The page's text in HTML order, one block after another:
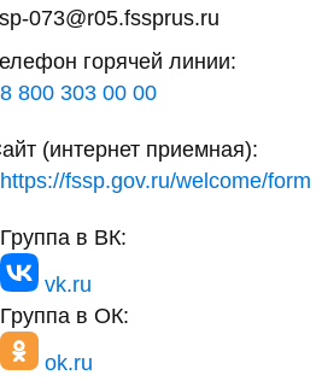
073@r05.fssprus.ru
горячей линии:
8 800 303 00 00
(интернет приемная):
https://fssp.gov.ru/welcome/form
Группа в ВК:
vk.ru
Группа в ОК:
ok.ru